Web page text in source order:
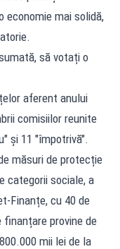
economie mai solidă,
să votați o
aferent anului
comisiilor reunite
și 11 "împotrivă".
măsuri de protecție
categorii sociale, a
Finanțe, cu 40 de
finanțare provine de
mii lei de la